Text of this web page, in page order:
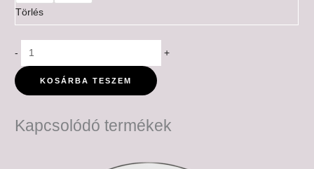
Törlés
- +
KOSÁRBA TESZEM
Kapcsolódó termékek
-